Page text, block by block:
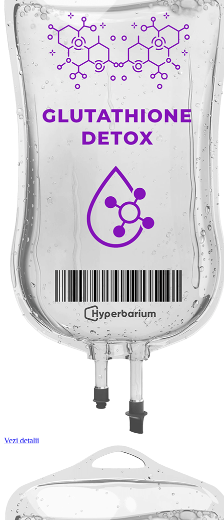
Vezi detalii